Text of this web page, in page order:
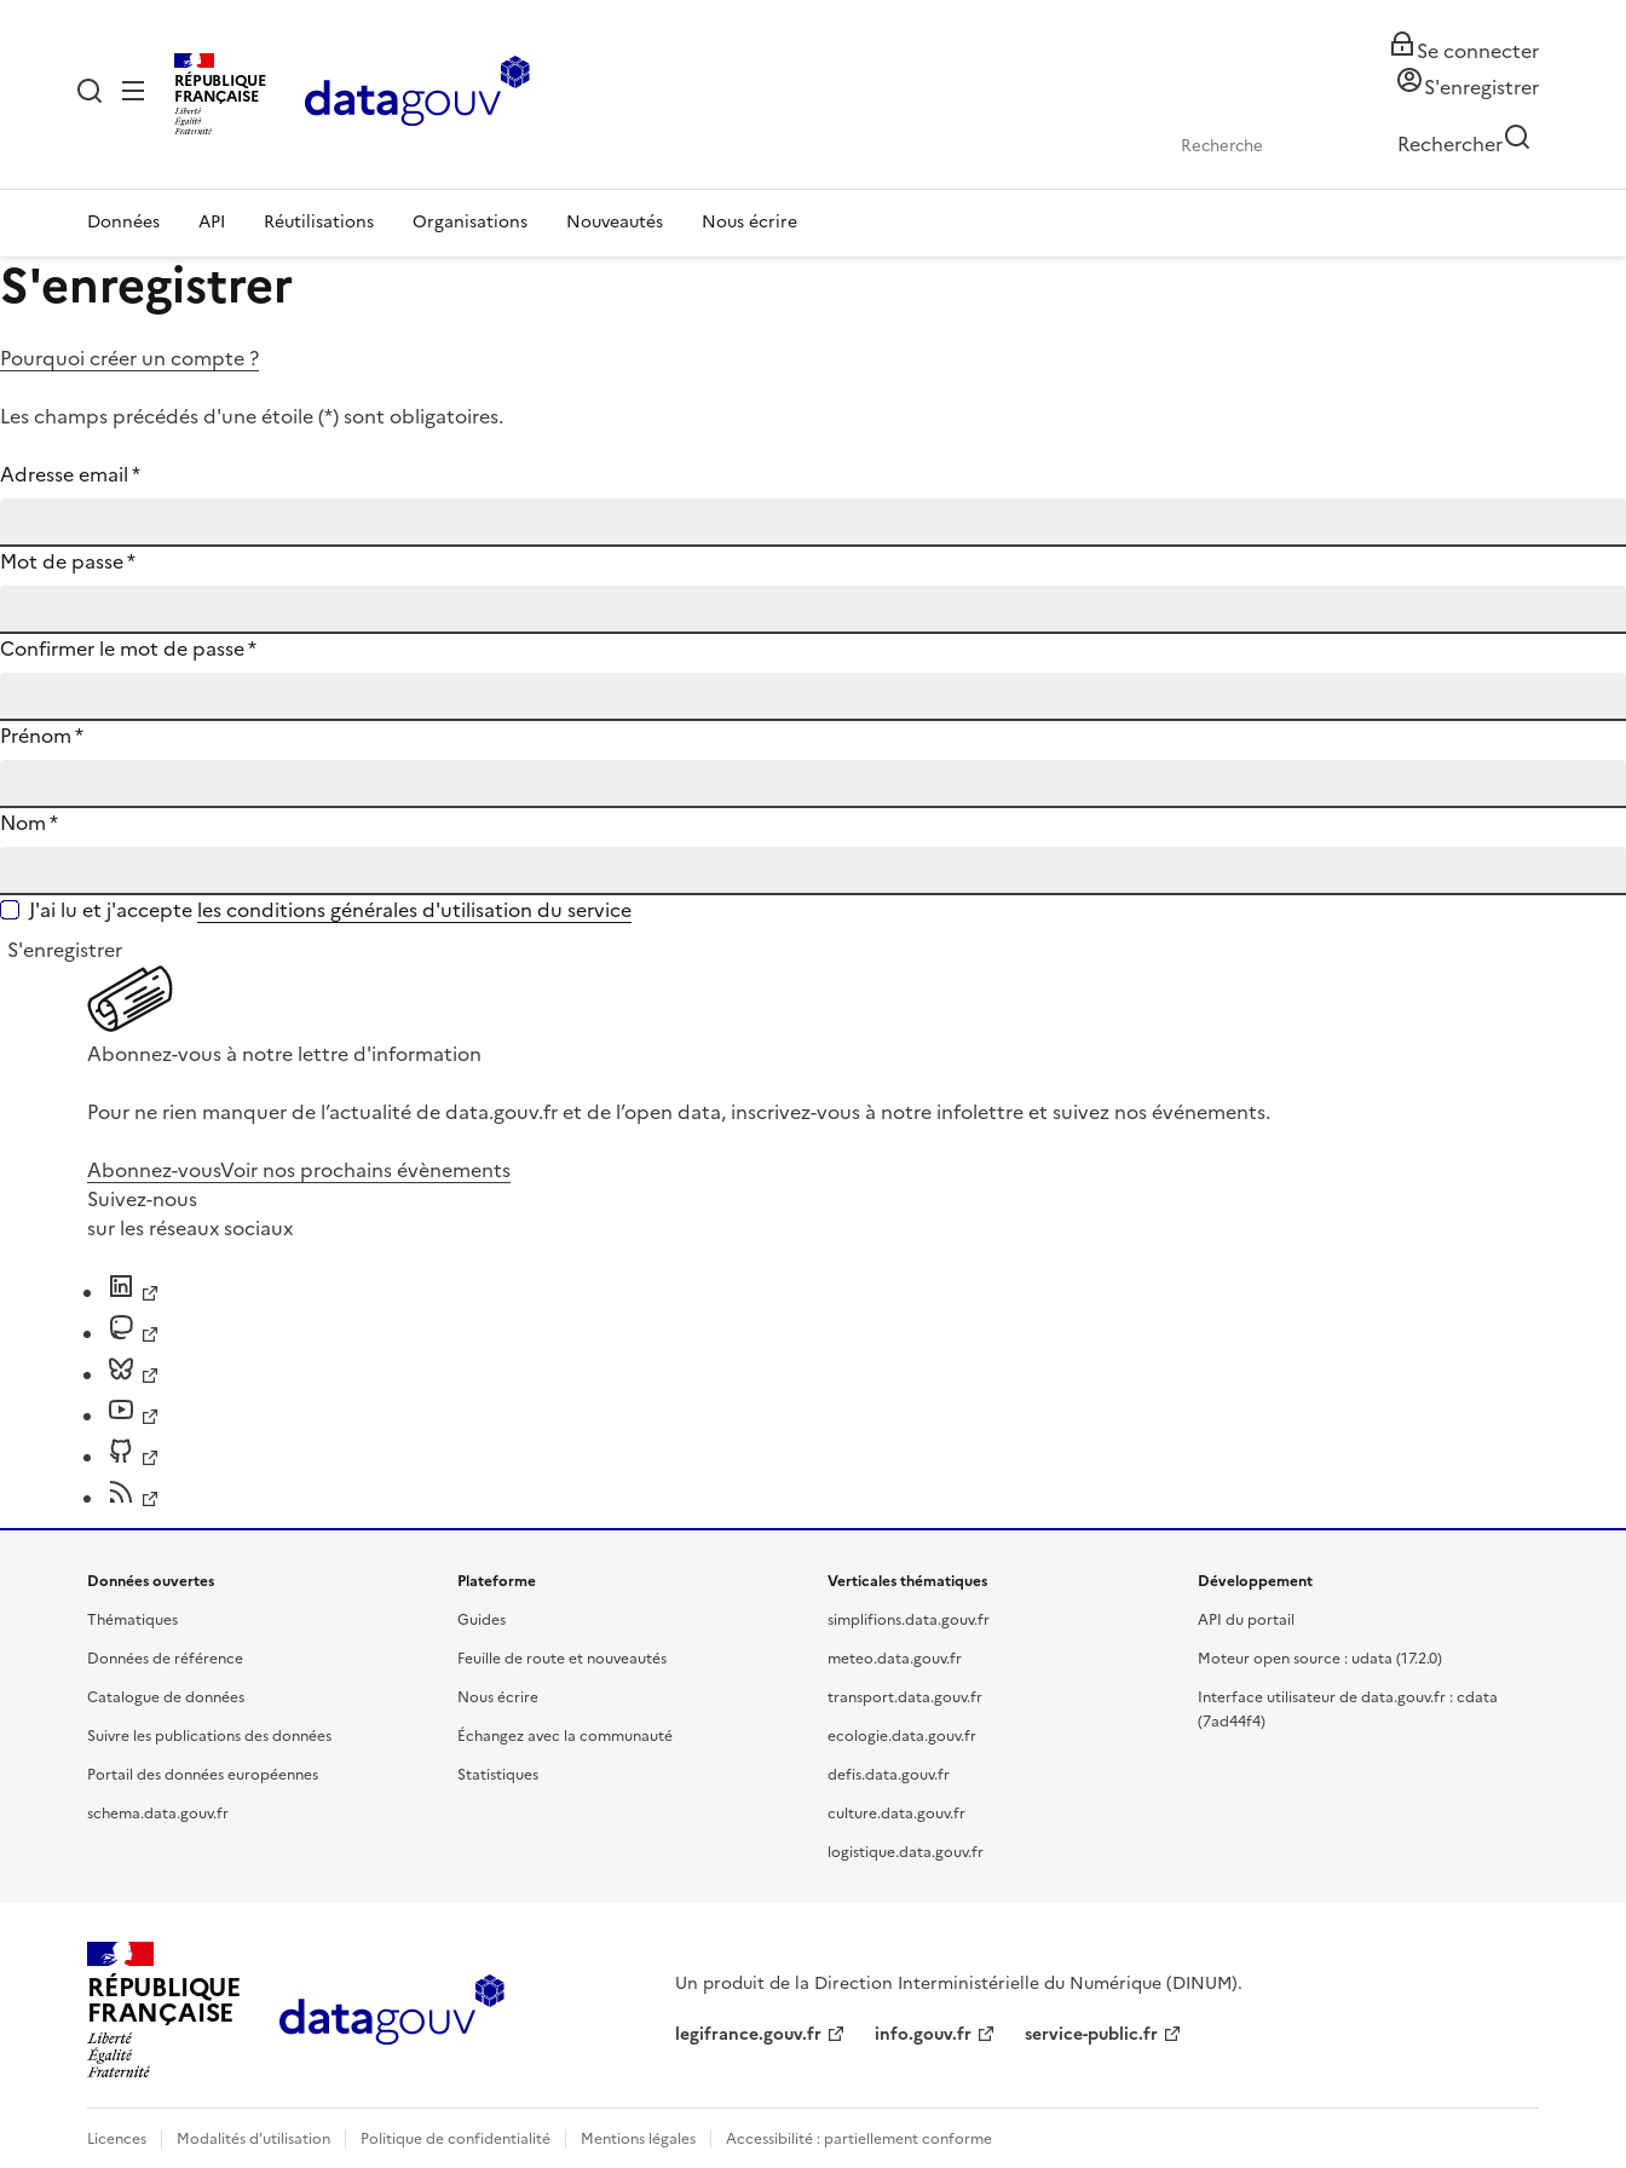
RÉPUBLIQUE
FRANÇAISE
Se connecter
S'enregistrer
Rechercher
Données API Réutilisations Organisations Nouveautés Nous écrire
S'enregistrer
Pourquoi créer un compte ?
Les champs précédés d'une étoile (*) sont obligatoires.
Adresse email*
Mot de passe*
Confirmer le mot de passe*
Prénom*
Nom*
J'ai lu et j'accepte les conditions générales d'utilisation du service
S'enregistrer
Abonnez-vous à notre lettre d'information
Pour ne rien manquer de l’actualité de data.gouv.fr et de l’open data, inscrivez-vous à notre infolettre et suivez nos événements.
Abonnez-vousVoir nos prochains évènements
Suivez-nous
sur les réseaux sociaux
Données ouvertes
Thématiques
Données de référence
Catalogue de données
Suivre les publications des données
Portail des données européennes
schema.data.gouv.fr
Plateforme
Guides
Feuille de route et nouveautés
Nous écrire
Échangez avec la communauté
Statistiques
Verticales thématiques
simplifions.data.gouv.fr
meteo.data.gouv.fr
transport.data.gouv.fr
ecologie.data.gouv.fr
defis.data.gouv.fr
culture.data.gouv.fr
logistique.data.gouv.fr
Développement
API du portail
Moteur open source : udata (17.2.0)
Interface utilisateur de data.gouv.fr : cdata
(7ad44f4)
RÉPUBLIQUE
FRANÇAISE
Un produit de la Direction Interministérielle du Numérique (DINUM).
legifrance.gouv.fr
info.gouv.fr service-public.fr
Licences Modalités d'utilisation Politique de confidentialité Mentions légales Accessibilité : partiellement conforme